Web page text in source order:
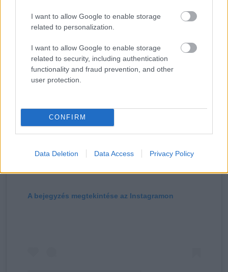
I want to allow Google to enable storage
related to personalization.
I want to allow Google to enable storage
related to security, including authentication
functionality and fraud prevention, and other
user protection.
CONFIRM
Data Deletion Data Access Privacy Policy
A bejegyzés megtekintése az Instagramon